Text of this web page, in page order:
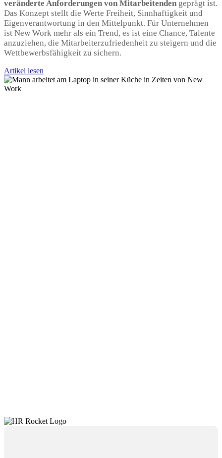
verän­derte Anforderungen von Mitarbeitenden geprägt ist.
Das Konzept stellt die Werte Freiheit, Sinnhaftigkeit und
Eigenverantwortung in den Mittelpunkt. Für Unternehmen
ist New Work mehr als ein Trend, es ist eine Chance, Talente
anzuziehen, die Mitarbeiterzufriedenheit zu steigern und die
Wettbewerbsfähigkeit zu sichern.
Artikel lesen